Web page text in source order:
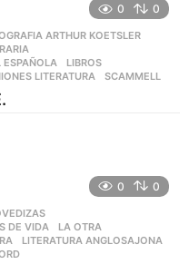
0 0
ARTHUR KOETSLER
ESPAÑOLA ,LIBROS
LITERATURA ,SCAMMELL
0 0
DE VIDA ,LA OTRA
,LITERATURA ANGLOSAJONA